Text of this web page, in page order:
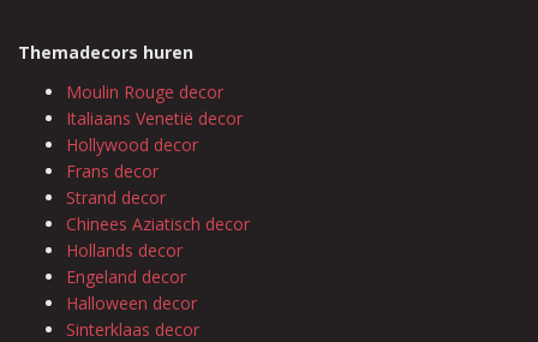
Themadecors huren
Moulin Rouge decor
Italiaans Venetië decor
Hollywood decor
Frans decor
Strand decor
Chinees Aziatisch decor
Hollands decor
Engeland decor
Halloween decor
Sinterklaas decor